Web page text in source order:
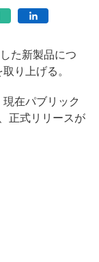
た新製品につ
り上げる。
在パブリック
正式リリースが